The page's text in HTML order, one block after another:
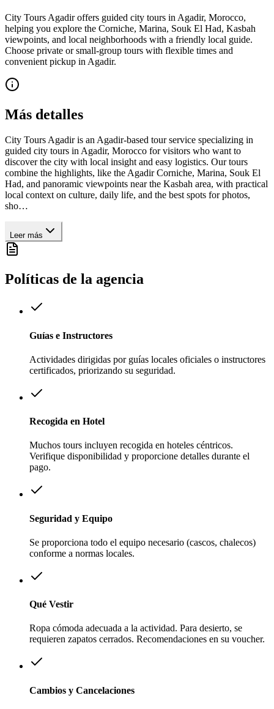
City Tours Agadir offers guided city tours in Agadir, Morocco,
helping you explore the Corniche, Marina, Souk El Had, Kasbah
viewpoints, and local neighborhoods with a friendly local guide.
Choose private or small-group tours with flexible times and
convenient pickup in Agadir.
Más detalles
City Tours Agadir is an Agadir-based tour service specializing in
guided city tours in Agadir, Morocco for visitors who want to
discover the city with local insight and easy logistics. Our tours
combine the highlights, like the Agadir Corniche, Marina, Souk El
Had, and panoramic viewpoints near the Kasbah area, with practical
local context on culture, daily life, and the best spots for photos,
sho…
Leer más
Políticas de la agencia
Guías e Instructores
Actividades dirigidas por guías locales oficiales o instructores
certificados, priorizando su seguridad.
Recogida en Hotel
Muchos tours incluyen recogida en hoteles céntricos.
Verifique disponibilidad y proporcione detalles durante el
pago.
Seguridad y Equipo
Se proporciona todo el equipo necesario (cascos, chalecos)
conforme a normas locales.
Qué Vestir
Ropa cómoda adecuada a la actividad. Para desierto, se
requieren zapatos cerrados. Recomendaciones en su voucher.
Cambios y Cancelaciones